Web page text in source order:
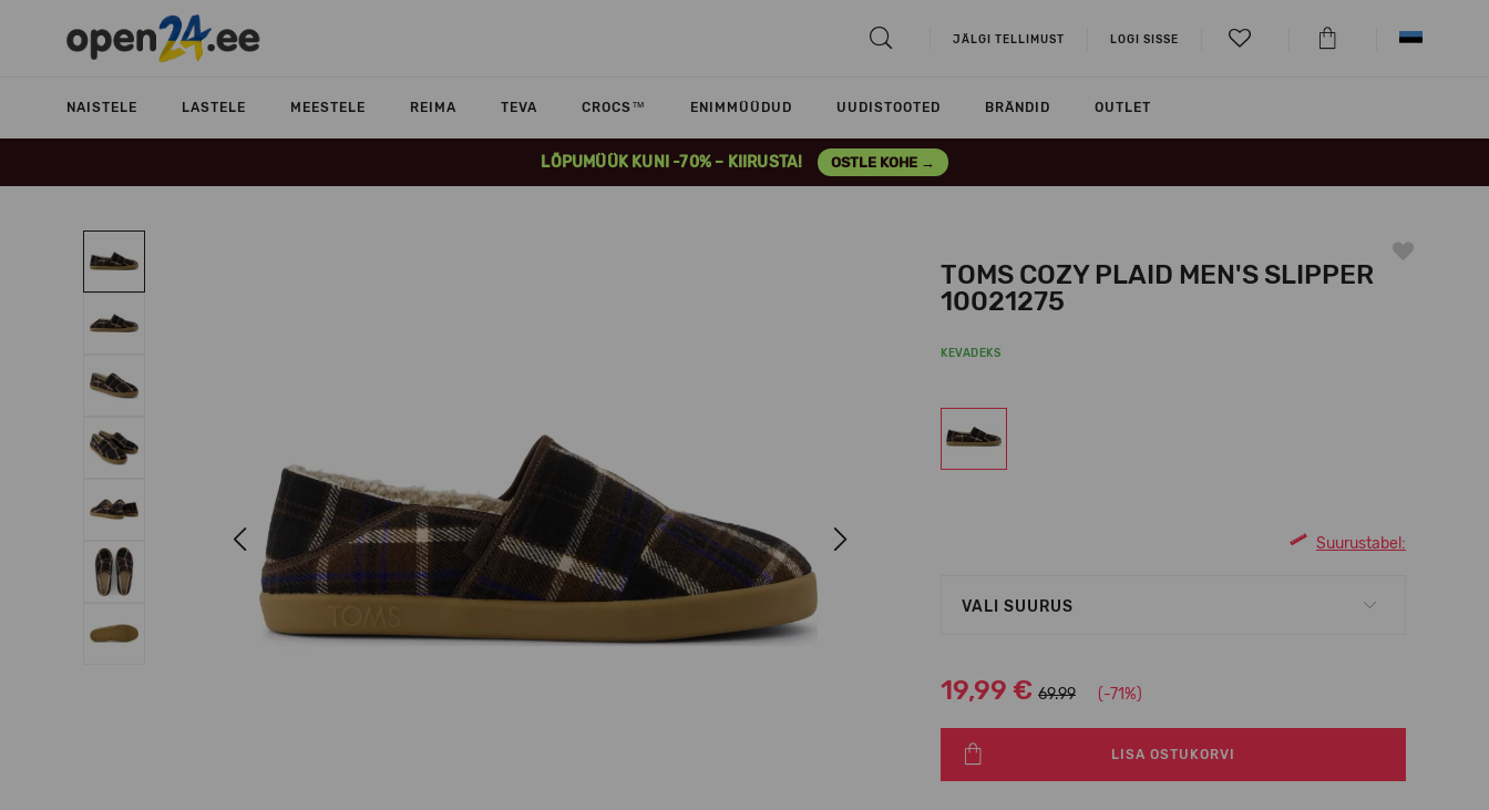
JÄLGI TELLIMUST LOGI SISSE
NAISTELE LASTELE MEESTELE REIMA TEVA CROCS™ ENIMMÜÜDUD UUDISTOOTED BRÄNDID OUTLET
LÕPUMÜÜK KUNI -70% – KIIRUSTA! OSTLE KOHE →
Previous Next
TOMS COZY PLAID MEN'S SLIPPER
10021275
KEVADEKS
Suurustabel:
VALI SUURUS
19,99 € 69.99 (-71%)
LISA OSTUKORVI